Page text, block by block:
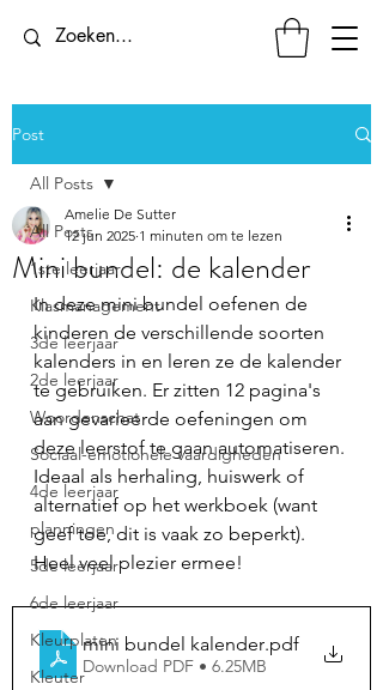
Post
All Posts
1ste leerjaar
Klasmanagement
3de leerjaar
2de leerjaar
Woordenschat
Sociaal-emotionele vaardigheden
4de leerjaar
planningen
5de leerjaar
6de leerjaar
Kleurplaten
Kleuter
All Posts
Mini bundel: de kalender
Amelie De Sutter
12 jun 2025 1 minuten om te lezen
In deze mini bundel oefenen de
kinderen de verschillende soorten
kalenders in en leren ze de kalender
te gebruiken. Er zitten 12 pagina's
aan gevarieerde oefeningen om
deze leerstof te gaan automatiseren.
Ideaal als herhaling, huiswerk of
alternatief op het werkboek (want
geef toe, dit is vaak zo beperkt).
Heel veel plezier ermee!
mini bundel kalender.pdf
Download PDF • 6.25MB